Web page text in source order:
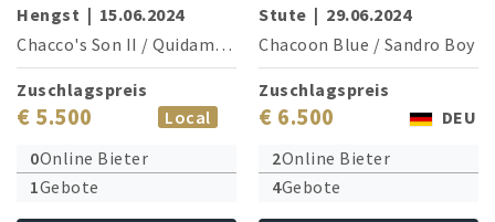
Hengst | 15.06.2024
Chacco's Son II / Quidams Rubin
Zuschlagspreis
€ 5.500
Local
0Online Bieter
1Gebote
Stute | 29.06.2024
Chacoon Blue / Sandro Boy
Zuschlagspreis
€ 6.500
DEU
2Online Bieter
4Gebote